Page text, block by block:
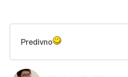
Predivno